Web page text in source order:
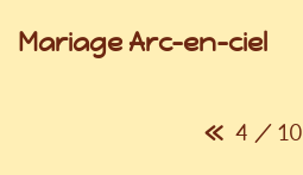
Mariage Arc-en-ciel
« 4 / 10